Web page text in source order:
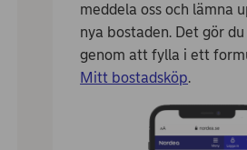
meddela oss och lämna
nya bostaden. Det gör
genom att fylla i ett
Mitt bostadsköp.